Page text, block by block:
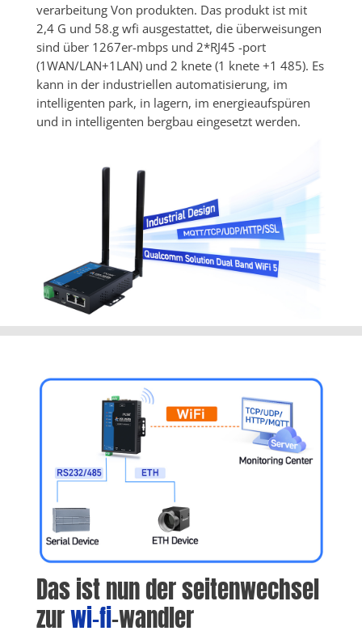
verarbeitung Von produkten. Das produkt ist mit
2,4 G und 58.g wfi ausgestattet, die überweisungen
sind über 1267er-mbps und 2*RJ45 -port
(1WAN/LAN+1LAN) und 2 knete (1 knete +1 485). Es
kann in der industriellen automatisierung, im
intelligenten park, in lagern, im energieaufspüren
und in intelligenten bergbau eingesetzt werden.
Das ist nun der seitenwechsel
zur wi-fi-wandler